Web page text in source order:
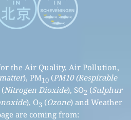
the Air Quality, Air Pollution,
), PM10(PM10 (Respirable
(Nitrogen Dioxide), SO2 (Sulphur
), O3 (Ozone) and Weather
are coming from: